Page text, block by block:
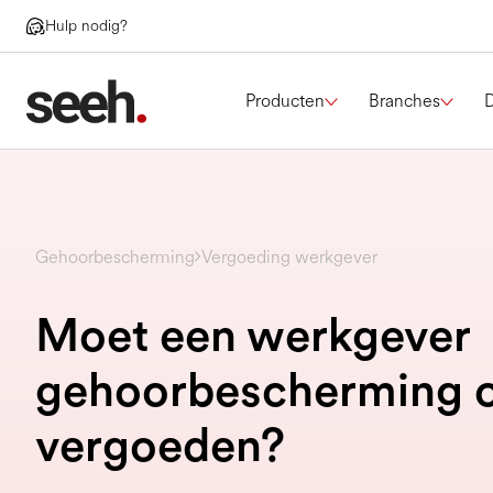
Hulp nodig?
Producten Branches
Gehoorbescherming Vergoeding werkgever
Moet een werkgever
gehoorbescherming
vergoeden?